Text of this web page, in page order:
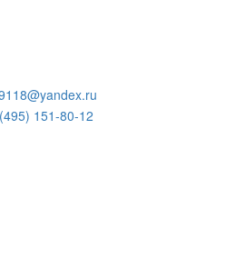
151-80-12